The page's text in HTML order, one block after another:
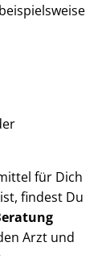
für Dich
findest Du
Arzt und